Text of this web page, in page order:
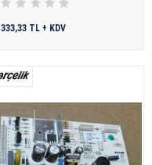
333,33 TL + KDV